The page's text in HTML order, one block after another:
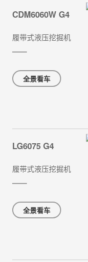
CDM6060W G4
履带式液压挖掘机
全景看车
LG6075 G4
履带式液压挖掘机
全景看车